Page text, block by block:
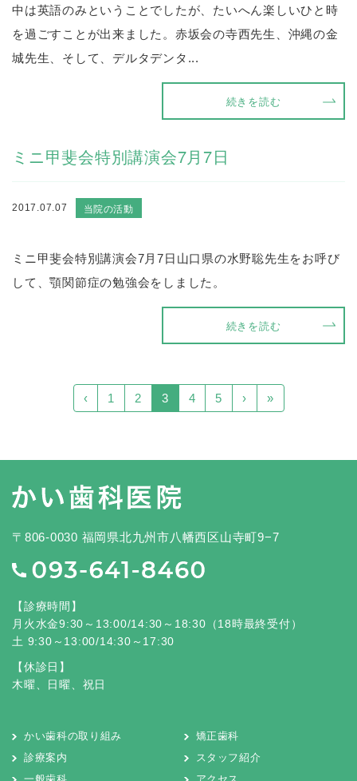
中は英語のみということでしたが、たいへん楽しいひと時
を過ごすことが出来ました。赤坂会の寺西先生、沖縄の金
城先生、そして、デルタデンタ...
続きを読む
ミニ甲斐会特別講演会7月7日
2017.07.07 当院の活動
ミニ甲斐会特別講演会7月7日山口県の水野聡先生をお呼び
して、顎関節症の勉強会をしました。
続きを読む
‹ 1 2 3 4 5 › »
〒806-0030 福岡県北九州市八幡西区山寺町9−7
【診療時間】
月火水金9:30～13:00/14:30～18:30（18時最終受付）
土 9:30～13:00/14:30～17:30
【休診日】
木曜、日曜、祝日
かい歯科の取り組み
診療案内
矯正歯科
スタッフ紹介